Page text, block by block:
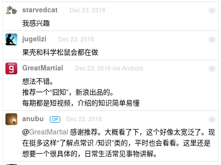
1
starvedcat Dec 23, 2016
我感兴趣
2
jugelizi Dec 23, 2016
果壳和科学松鼠会都在做
3
GreatMartial Dec 23, 2016 via Android
想法不错。
推荐一个“囧知”，新浪出品的。
每期都是短视频，介绍的知识简单易懂
4
anubu OP Dec 23, 2016
@GreatMartial 感谢推荐。大概看了下，这个好像太宽泛了。现
在挺多这样“了解点常识 /知识”类的，平时也会看看。这里还是
想要一个很具体的，日常生活常见事物讲解。